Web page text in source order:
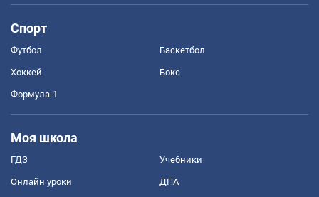
Спорт
Футбол Баскетбол
Хоккей Бокс
Формула-1
Моя школа
ГДЗ Учебники
Онлайн уроки ДПА